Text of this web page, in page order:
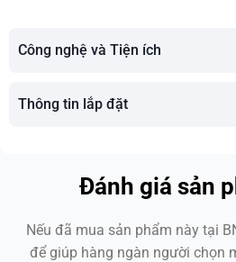
Công nghệ và Tiện ích
Thông tin lắp đặt
Đánh giá sản
Nếu đã mua sản phẩm này tại
để giúp hàng ngàn người chọn